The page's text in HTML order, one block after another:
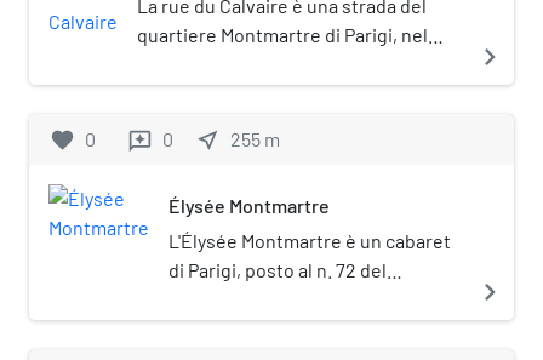
La rue du Calvaire è una strada del
quartiere Montmartre di Parigi, nel
scalinata lunga circa 40 metri
Place du Tertre, la pittoresca piazza
Gabrielle.
navigate_next
favorite 0 reviews 0 near_me 255 m
Élysée Montmartre
L'Élysée Montmartre è un cabaret
di Parigi, posto al n. 72 del
Aperto nel 1807, subì un rovinoso
navigate_next